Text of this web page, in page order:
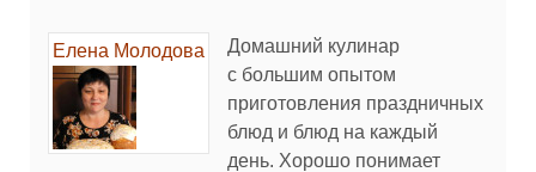
Елена Молодова
Домашний кулинар
с большим опытом
приготовления праздничных
блюд и блюд на каждый
день. Хорошо понимает